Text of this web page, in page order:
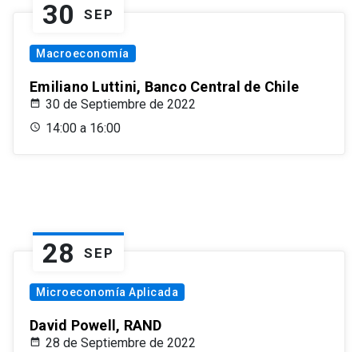
30 SEP
Macroeconomía
Emiliano Luttini, Banco Central de Chile
30 de Septiembre de 2022
14:00 a 16:00
28 SEP
Microeconomía Aplicada
David Powell, RAND
28 de Septiembre de 2022